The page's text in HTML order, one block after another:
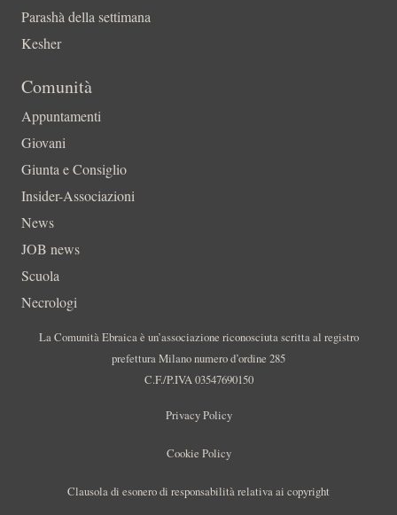
Parashà della settimana
Kesher
Comunità
Appuntamenti
Giovani
Giunta e Consiglio
Insider-Associazioni
News
JOB news
Scuola
Necrologi
La Comunità Ebraica è un’associazione riconosciuta scritta al registro
prefettura Milano numero d’ordine 285
C.F./P.IVA 03547690150
Privacy Policy
Cookie Policy
Clausola di esonero di responsabilità relativa ai copyright